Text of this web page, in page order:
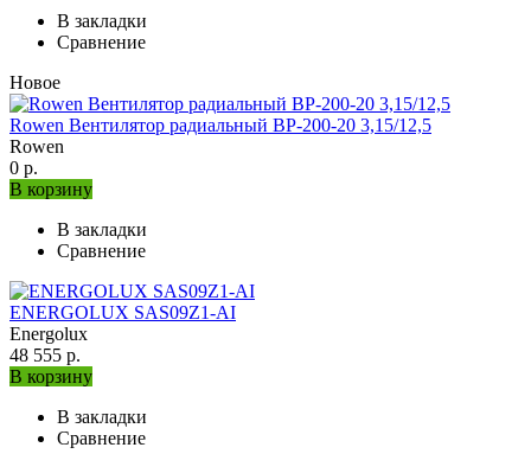
В закладки
Сравнение
Новое
Rowen Вентилятор радиальный ВР-200-20 3,15/12,5
Rowen
0 р.
В корзину
В закладки
Сравнение
ENERGOLUX SAS09Z1-AI
Energolux
48 555 р.
В корзину
В закладки
Сравнение